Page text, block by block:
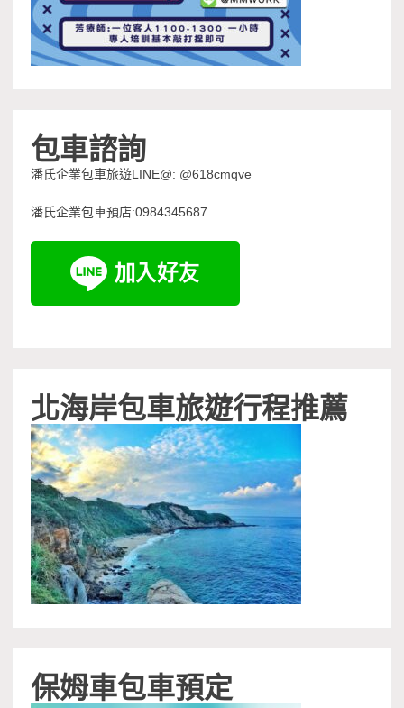
包車諮詢
潘氏企業包車旅遊LINE@: @618cmqve
潘氏企業包車預店:0984345687
北海岸包車旅遊行程推薦
保姆車包車預定